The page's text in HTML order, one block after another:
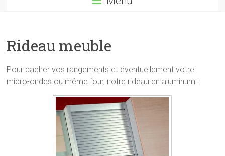
Rideau meuble
Pour cacher vos rangements et éventuellement votre
micro-ondes ou même four, notre rideau en aluminum :